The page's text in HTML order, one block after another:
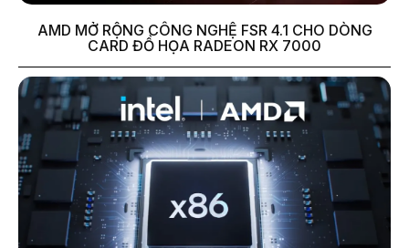
AMD MỞ RỘNG CÔNG NGHỆ FSR 4.1 CHO DÒNG
CARD ĐỒ HỌA RADEON RX 7000